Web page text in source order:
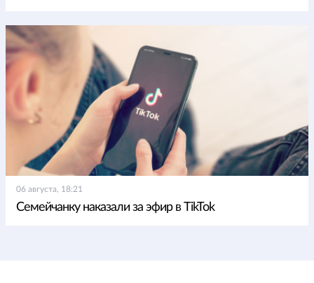
06 августа, 18:21
Семейчанку наказали за эфир в TikTok